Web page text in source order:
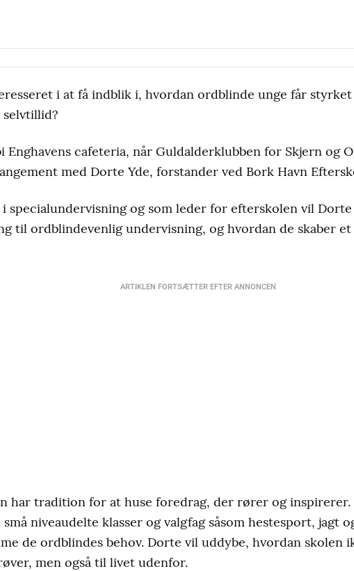
i at få indblik i, hvordan ordblinde unge får styrket
Enghavens cafeteria, når Guldalderklubben for Skjern og
med Dorte Yde, forstander ved Bork Havn
specialundervisning og som leder for efterskolen vil Dorte
til ordblindevenlig undervisning, og hvordan de skaber
ARTIKLEN FORTSÆTTER EFTER ANNONCEN
har tradition for at huse foredrag, der rører og inspirerer.
niveaudelte klasser og valgfag såsom hestesport, jagt
de ordblindes behov. Dorte vil uddybe, hvordan skolen
men også til livet udenfor.